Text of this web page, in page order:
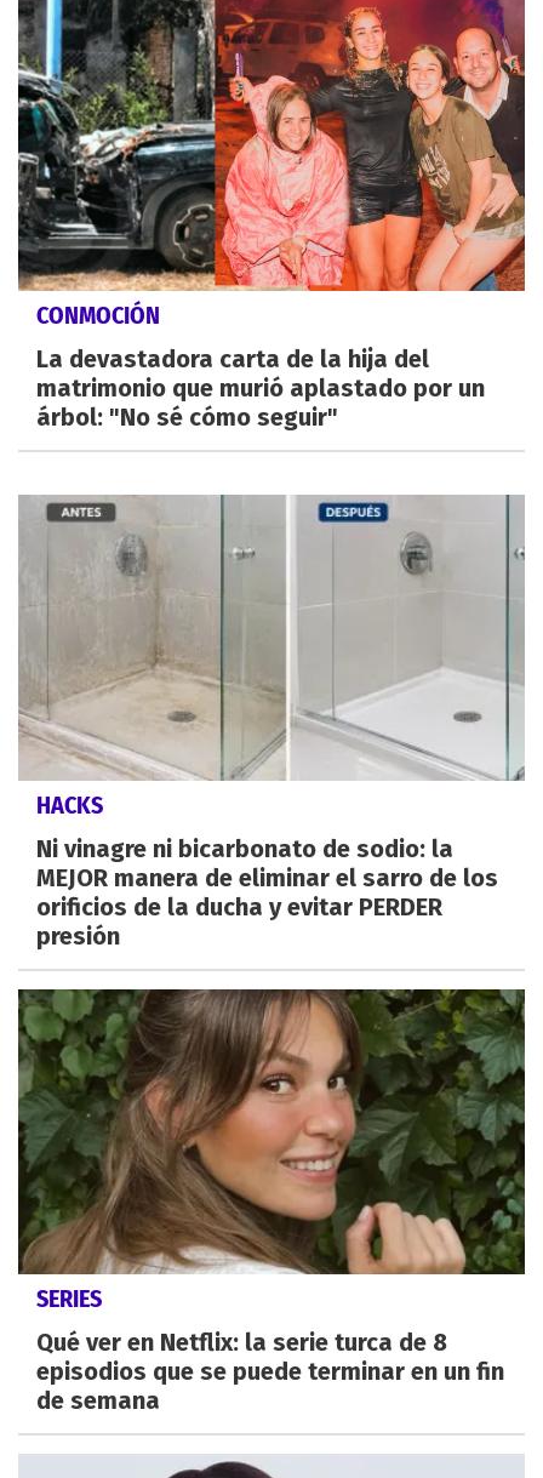
CONMOCIÓN
La devastadora carta de la hija del
matrimonio que murió aplastado por un
árbol: "No sé cómo seguir"
HACKS
Ni vinagre ni bicarbonato de sodio: la
MEJOR manera de eliminar el sarro de los
orificios de la ducha y evitar PERDER
presión
SERIES
Qué ver en Netflix: la serie turca de 8
episodios que se puede terminar en un fin
de semana